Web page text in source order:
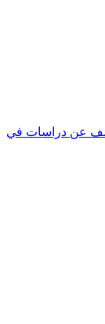
عن دراسات في